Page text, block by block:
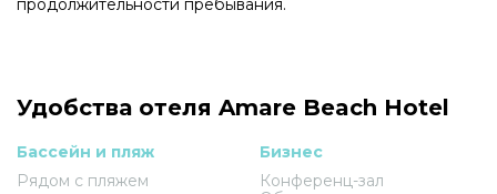
продолжительности пребывания.
Удобства отеля Amare Beach Hotel
Бассейн и пляж
Рядом с пляжем
Бизнес
Конференц-зал